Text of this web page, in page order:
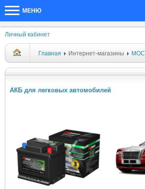
МЕНЮ
Личный кабинет
Главная Интернет-магазины
АКБ для легковых автомобилей